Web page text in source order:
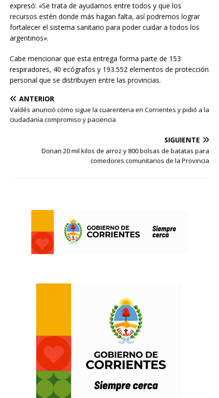
expresó: «Se trata de ayudarnos entre todos y que los
recursos estén donde más hagan falta, así podremos lograr
fortalecer el sistema sanitario para poder cuidar a todos los
argentinos».
Cabe mencionar que esta entrega forma parte de 153
respiradores, 40 ecógrafos y 193.552 elementos de protección
personal que se distribuyen entre las provincias.
ANTERIOR
Valdés anunció cómo sigue la cuarentena en Corrientes y pidió a la
ciudadanía compromiso y paciencia
SIGUIENTE
Donan 20 mil kilos de arroz y 800 bolsas de batatas para
comedores comunitarios de la Provincia